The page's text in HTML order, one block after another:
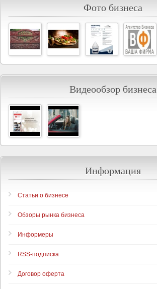
Фото бизнеса
Видеообзор бизнеса
Информация
Статьи о бизнесе
Обзоры рынка бизнеса
Информеры
RSS-подписка
Договор оферта